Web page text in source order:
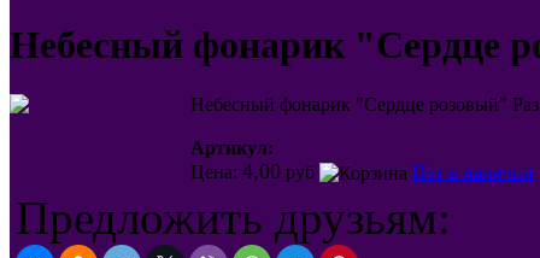
Небесный фонарик "Сердце
Небесный фонарик "Сердце розовый"
Артикул:
Цена: 4,00 руб Нет в наличии
Предложить друзьям: